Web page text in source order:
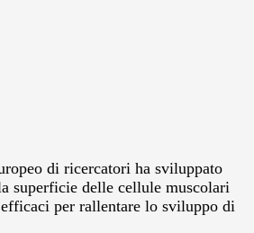
di ricercatori ha sviluppato
superficie delle cellule muscolari
per rallentare lo sviluppo di